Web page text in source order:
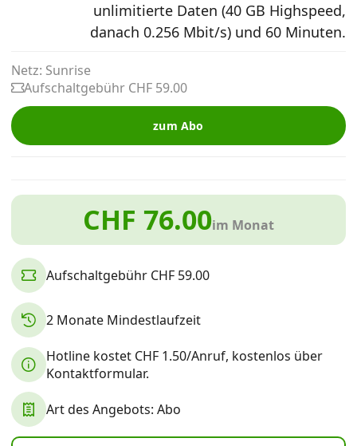
Internet, TV, Telefon
Kombi-Angebote
Über uns
Datenschutz AGB Impressum
unlimitierte Daten (40 GB Highspeed,
danach 0.256 Mbit/s) und 60 Minuten.
Netz: Sunrise
Aufschaltgebühr CHF 59.00
zum Abo
CHF 76.00im Monat
Aufschaltgebühr CHF 59.00
2 Monate Mindestlaufzeit
Hotline kostet CHF 1.50/Anruf, kostenlos über
Kontaktformular.
Art des Angebots: Abo